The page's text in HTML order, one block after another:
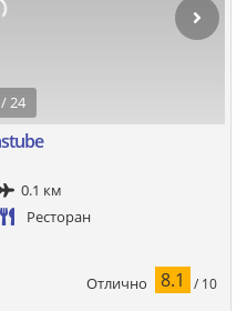
24
0.1 км
Ресторан
Отлично 8.1 / 10